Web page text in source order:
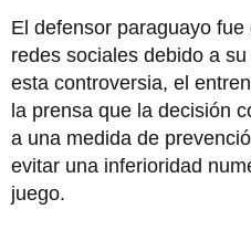
El defensor paraguayo
redes sociales debido a
esta controversia, el
la prensa que la decisión
a una medida de
evitar una inferioridad
juego.